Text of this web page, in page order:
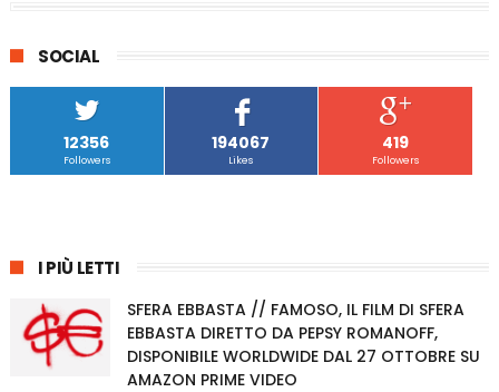
SOCIAL
12356
Followers
194067
Likes
419
Followers
I PIÙ LETTI
SFERA EBBASTA // FAMOSO, IL FILM DI SFERA
EBBASTA DIRETTO DA PEPSY ROMANOFF,
DISPONIBILE WORLDWIDE DAL 27 OTTOBRE SU
AMAZON PRIME VIDEO